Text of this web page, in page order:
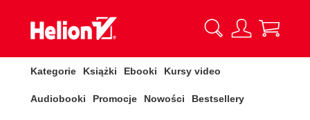
Kategorie Książki Ebooki Kursy video
Audiobooki Promocje Nowości Bestsellery